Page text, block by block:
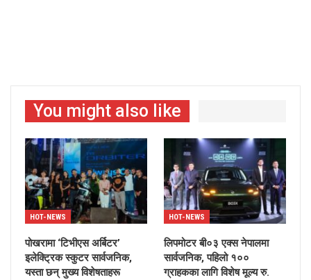
You might also like
HOT-NEWS
पोखरामा ‘टिभीएस अर्बिटर’
इलेक्ट्रिक स्कुटर सार्वजनिक,
यस्ता छन् मुख्य विशेषताहरू
HOT-NEWS
लिपमोटर बी०३ एक्स नेपालमा
सार्वजनिक, पहिलो १००
ग्राहकका लागि विशेष मूल्य रु.